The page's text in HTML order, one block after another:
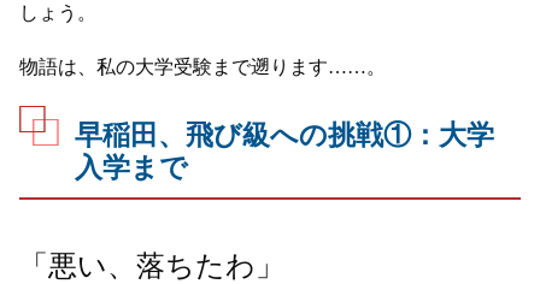
しょう。
物語は、私の大学受験まで遡ります……。
早稲田、飛び級への挑戦①：大学
入学まで
「悪い、落ちたわ」